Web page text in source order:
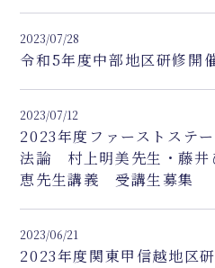
2023/07/28
令和5年度中部地区研修開
2023/07/12
2023年度ファーストステ
法論 村上明美先生・藤井
恵先生講義 受講生募集
2023/06/21
2023年度関東甲信越地区